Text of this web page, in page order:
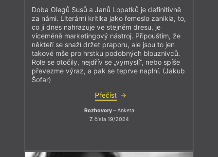
Doba Olegů Susů a Janů Lopatků je definitivně
za námi. Literární kritika jako řemeslo zanikla, to,
co ji dnes nahrazuje ve stejném dresu, je
víceméně marketingový nástroj. Připouštím, že
někteří se snaží držet praporu, ale jsou to jen
takové mše pro hrstku podobných blouznivců.
Role se otočily, nejdřív se „vymyslí“, nebo spíše
převezme výraz, a pak se teprve naplní. (Jakub
Šofar)
Přečíst
Rozhovory– Anketa
Z čísla 19/2024